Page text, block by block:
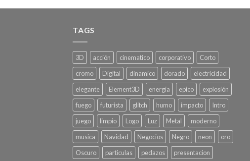
TAGS
3D acción cinematico corporativo
Corto
cromo
Digital dinamico dorado
electricidad
elegante
Element3D energia epico
explosión
fuego
futurista glitch humo impacto
Intro
juego
limpio Logo Luz Metal
moderno
musica
Navidad Negocios Negro neon
oro
Oscuro
particulas pedazos presentacion